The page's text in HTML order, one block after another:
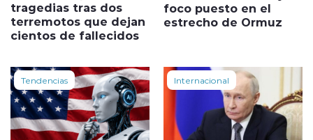
tragedias tras dos
terremotos que dejan
cientos de fallecidos
foco puesto en el
estrecho de Ormuz
Tendencias Internacional